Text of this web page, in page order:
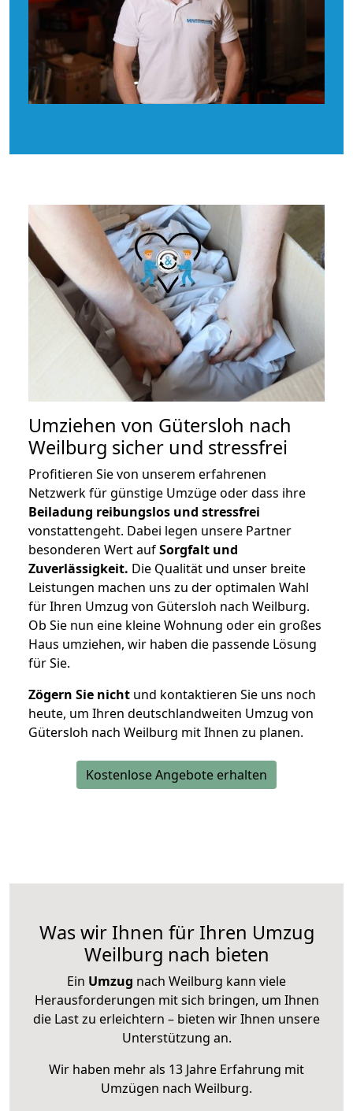
Umziehen von Gütersloh nach
Weilburg sicher und stressfrei
Profitieren Sie von unserem erfahrenen
Netzwerk für günstige Umzüge oder dass ihre
Beiladung reibungslos und stressfrei
vonstattengeht. Dabei legen unsere Partner
besonderen Wert aufSorgfalt und
Zuverlässigkeit. Die Qualität und unser breite
Leistungen machen uns zu der optimalen Wahl
für Ihren Umzug von Gütersloh nach Weilburg.
Ob Sie nun eine kleine Wohnung oder ein großes
Haus umziehen, wir haben die passende Lösung
für Sie.
Zögern Sie nicht und kontaktieren Sie uns noch
heute, um Ihren deutschlandweiten Umzug von
Gütersloh nach Weilburg mit Ihnen zu planen.
Kostenlose Angebote erhalten
Was wir Ihnen für Ihren Umzug
Weilburg nach bieten
Ein Umzug nach Weilburg kann viele
Herausforderungen mit sich bringen, um Ihnen
die Last zu erleichtern – bieten wir Ihnen unsere
Unterstützung an.
Wir haben mehr als 13 Jahre Erfahrung mit
Umzügen nach Weilburg.